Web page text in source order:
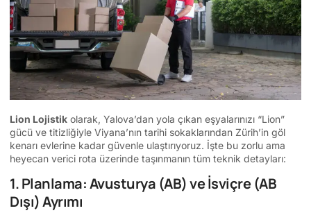
Lion Lojistik olarak, Yalova’dan yola çıkan eşyalarınızı “Lion”
gücü ve titizliğiyle Viyana’nın tarihi sokaklarından Zürih’in göl
kenarı evlerine kadar güvenle ulaştırıyoruz. İşte bu zorlu ama
heyecan verici rota üzerinde taşınmanın tüm teknik detayları:
1. Planlama: Avusturya (AB) ve İsviçre (AB
Dışı) Ayrımı